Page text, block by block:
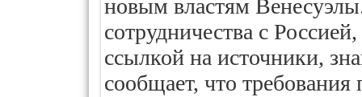
новым властям
сотрудничества с
ссылкой на источники,
сообщает, что требования